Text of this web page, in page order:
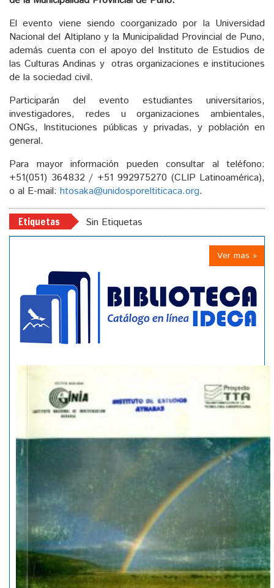
El evento viene siendo coorganizado por la Universidad
Nacional del Altiplano y la Municipalidad Provincial de Puno,
además cuenta con el apoyo del Instituto de Estudios de
las Culturas Andinas y otras organizaciones e instituciones
de la sociedad civil.
Participarán del evento estudiantes universitarios,
investigadores, redes u organizaciones ambientales,
ONGs, Instituciones públicas y privadas, y población en
general.
Para mayor información pueden consultar al teléfono:
+51(051) 364832 / +51 992975270 (CLIP Latinoamérica),
o al E-mail: htosaka@unidosporeltiticaca.org.
Etiquetas Sin Etiquetas
Ver mas »